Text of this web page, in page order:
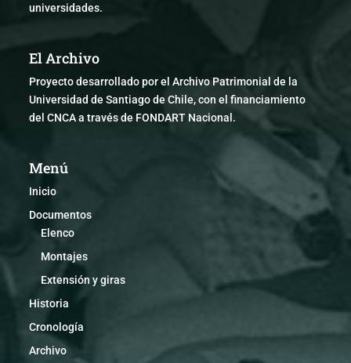
universidades.
El Archivo
Proyecto desarrollado por el Archivo Patrimonial de la
Universidad de Santiago de Chile, con el financiamiento
del CNCA a través de FONDART Nacional.
Menú
Inicio
Documentos
Elenco
Montajes
Extensión y giras
Historia
Cronología
Archivo